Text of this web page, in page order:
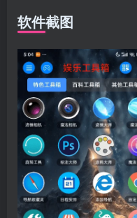
软件截图